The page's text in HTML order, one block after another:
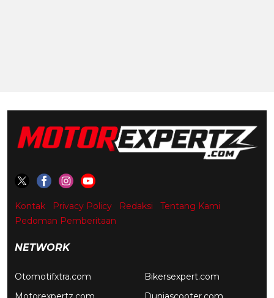
Kontak Privacy Policy Redaksi
Tentang Kami
Pedoman Pemberitaan
NETWORK
Otomotifxtra.com
Bikersexpert.com